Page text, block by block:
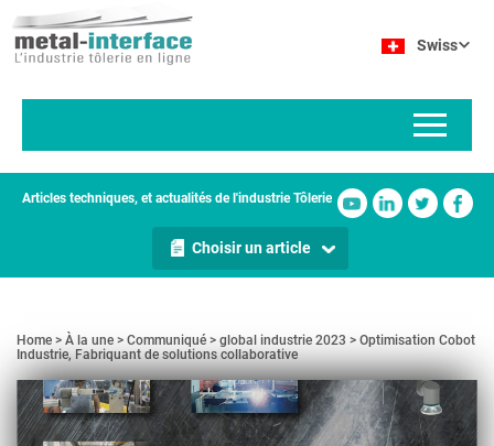
au
contenu
Swiss
Articles techniques, et actualités de l'industrie Tôlerie
Choisir un article
Home À la une Communiqué global industrie 2023
Optimisation Cobot
Industrie, Fabriquant de solutions collaborative